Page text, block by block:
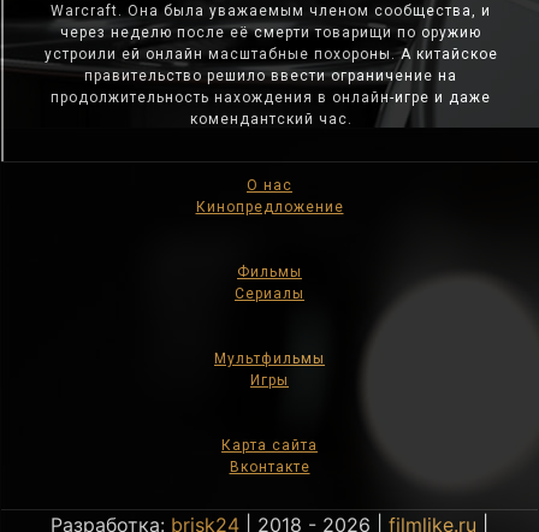
Warcraft. Она была уважаемым членом сообщества, и
через неделю после её смерти товарищи по оружию
устроили ей онлайн масштабные похороны. А китайское
правительство решило ввести ограничение на
продолжительность нахождения в онлайн-игре и даже
комендантский час.
О нас
Кинопредложение
Фильмы
Сериалы
Мультфильмы
Игры
Карта сайта
Вконтакте
Разработка: brisk24 | 2018 - 2026 | filmlike.ru